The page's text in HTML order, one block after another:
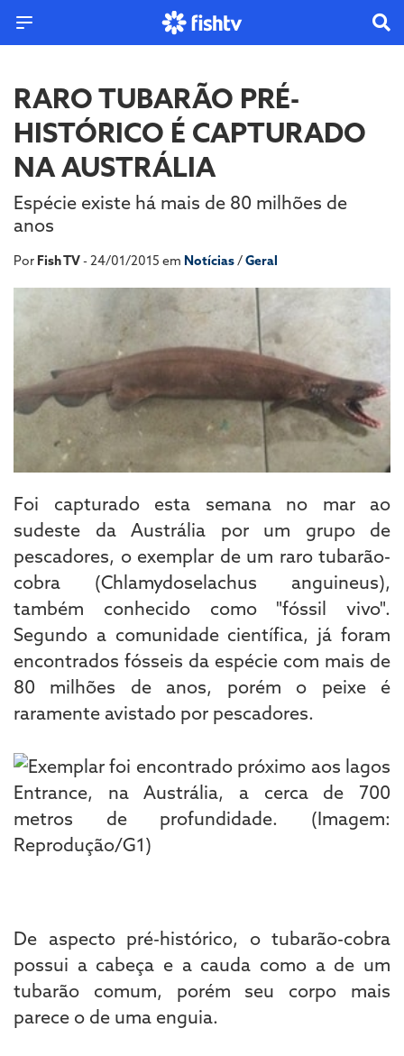
RARO TUBARÃO PRÉ-
HISTÓRICO É CAPTURADO
NA AUSTRÁLIA
Espécie existe há mais de 80 milhões de
anos
Por Fish TV- 24/01/2015 em Notícias/Geral
Foi capturado esta semana no mar ao
sudeste da Austrália por um grupo de
pescadores, o exemplar de um raro tubarão-
cobra (Chlamydoselachus anguineus),
também conhecido como "fóssil vivo".
Segundo a comunidade científica, já foram
encontrados fósseis da espécie com mais de
80 milhões de anos, porém o peixe é
raramente avistado por pescadores.
De aspecto pré-histórico, o tubarão-cobra
possui a cabeça e a cauda como a de um
tubarão comum, porém seu corpo mais
parece o de uma enguia.